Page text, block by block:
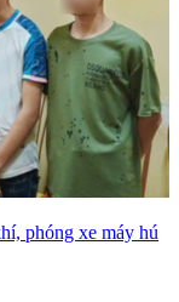
phóng xe máy hú